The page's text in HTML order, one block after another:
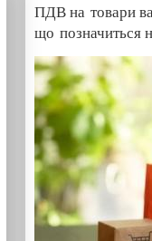
ПДВ на товари
що позначиться